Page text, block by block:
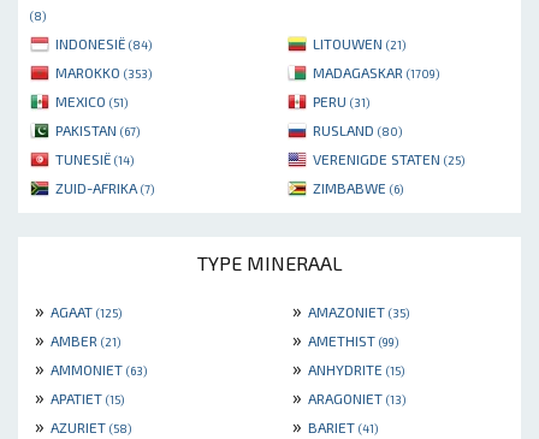
(8)
INDONESIË (84) LITOUWEN (21)
MAROKKO (353) MADAGASKAR (1709)
MEXICO (51) PERU (31)
PAKISTAN (67) RUSLAND (80)
TUNESIË (14) VERENIGDE STATEN (25)
ZUID-AFRIKA (7) ZIMBABWE (6)
TYPE MINERAAL
» AGAAT (125) » AMAZONIET (35)
» AMBER (21) » AMETHIST (99)
» AMMONIET (63) » ANHYDRITE (15)
» APATIET (15) » ARAGONIET (13)
» AZURIET (58) » BARIET (41)